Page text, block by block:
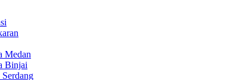
Medan
Binjai